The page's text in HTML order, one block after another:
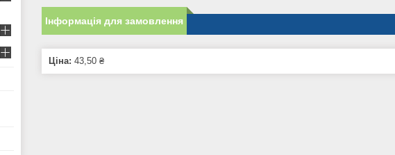
Інформація для замовлення
Ціна: 43,50 ₴